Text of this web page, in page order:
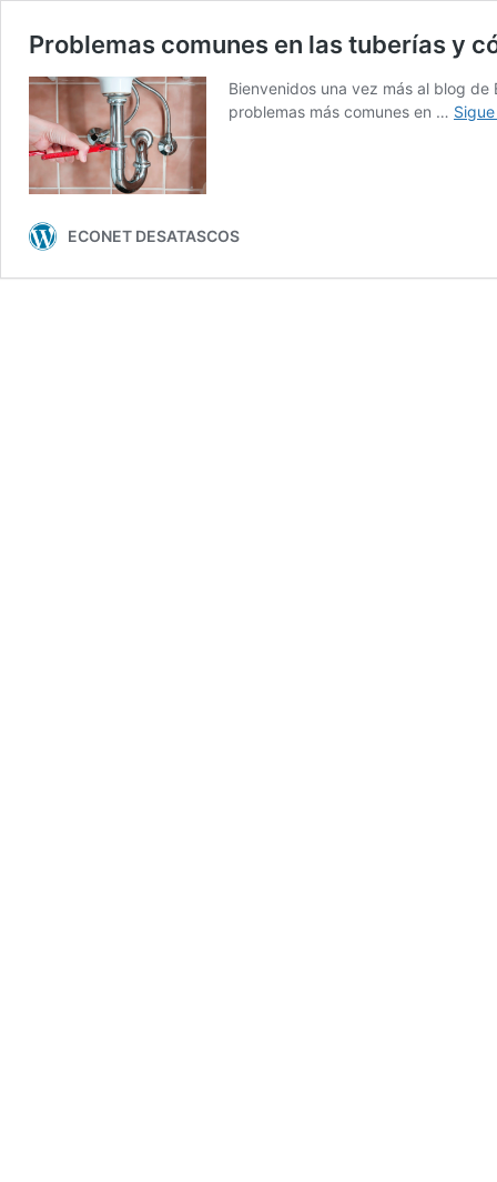
Problemas comunes en las tuberías y
Bienvenidos una vez más al blog
problemas más comunes en …
ECONET DESATASCOS